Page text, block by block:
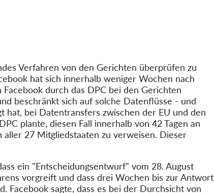
Verfahren von den Gerichten überprüfen zu
hat sich innerhalb weniger Wochen nach
durch das DPC bei den Gerichten
beschränkt sich auf solche Datenflüsse - und
hat, bei Datentransfers zwischen der EU und den
plante, diesen Fall innerhalb von 42 Tagen an
27 Mitgliedstaaten zu verweisen. Dieser
ein "Entscheidungsentwurf" vom 28. August
vorgreift und dass drei Wochen bis zur Antwort
Facebook sagte, dass es bei der Durchsicht von